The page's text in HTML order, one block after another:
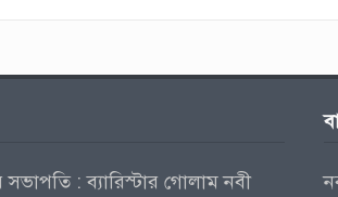
সভাপতি : ব্যারিস্টার গোলাম নবী